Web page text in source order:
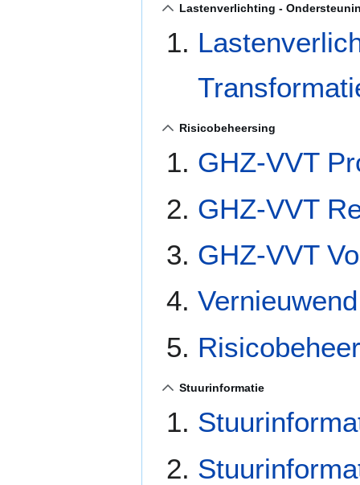
Lastenverlichting -
Risicobeheersing
GHZ-VVT
GHZ-VVT
GHZ-VVT
Stuurinformatie